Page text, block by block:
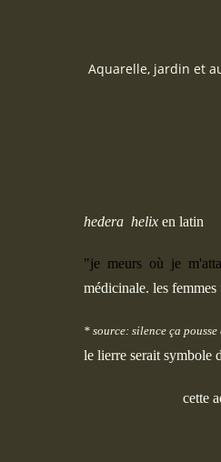
Aquarelle, jardin et
hedera helix en latin
"je meurs où je
médicinale. les
* source: silence ça
le lierre serait symbole
cette